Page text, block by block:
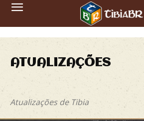
ATUALIZAÇÕES
Atualizações de Tibia